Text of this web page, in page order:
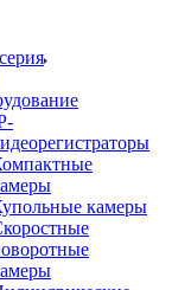
камеры